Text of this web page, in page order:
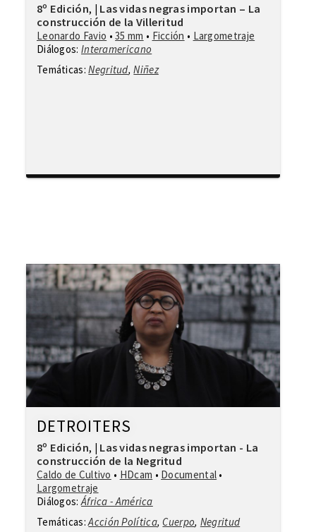
8º Edición, | Las vidas negras importan – La
construcción de la Villeritud
Leonardo Favio •35 mm • Ficción • Largometraje
Diálogos: Interamericano
Temáticas: Negritud,Niñez
DETROITERS
8º Edición, | Las vidas negras importan - La
construcción de la Negritud
Caldo de Cultivo • HDcam • Documental •
Largometraje
Diálogos:África - América
Temáticas: Acción Política,Cuerpo, Negritud